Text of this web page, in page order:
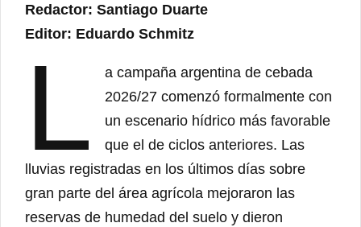
Redactor: Santiago Duarte
Editor: Eduardo Schmitz
L
a campaña argentina de cebada
2026/27 comenzó formalmente con
un escenario hídrico más favorable
que el de ciclos anteriores. Las
lluvias registradas en los últimos días sobre
gran parte del área agrícola mejoraron las
reservas de humedad del suelo y dieron